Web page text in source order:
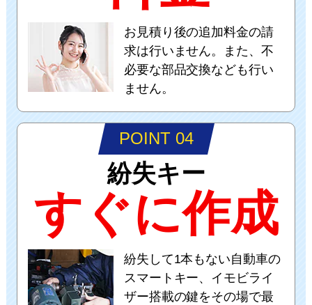
お見積り後の追加料金の請
求は行いません。また、不
必要な部品交換なども行い
ません。
POINT 04
紛失キー
すぐに作成
紛失して1本もない自動車の
スマートキー、イモビライ
ザー搭載の鍵をその場で最